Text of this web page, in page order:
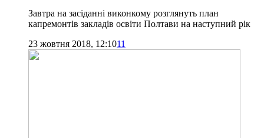
Завтра на засіданні виконкому розглянуть план
капремонтів закладів освіти Полтави на наступний рік
23 жовтня 2018, 12:1011